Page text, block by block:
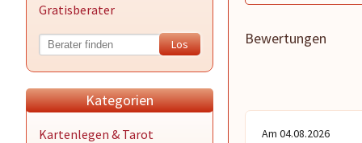
Gratisberater
Kategorien
Kartenlegen & Tarot
Bewertungen
Am 04.08.2026